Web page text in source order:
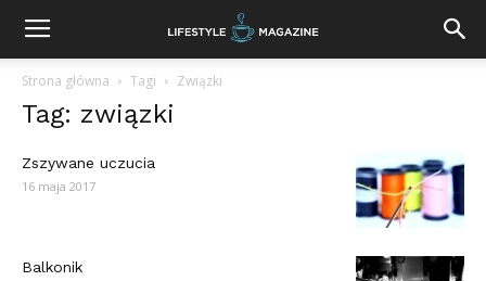
Strona główna Tagi Związki
Tag: związki
Zszywane uczucia
16 maja 2017
Balkonik